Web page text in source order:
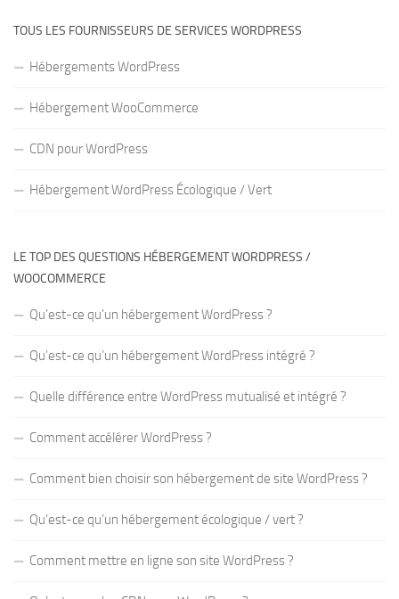
TOUS LES FOURNISSEURS DE SERVICES WORDPRESS
Hébergements WordPress
Hébergement WooCommerce
CDN pour WordPress
Hébergement WordPress Écologique / Vert
LE TOP DES QUESTIONS HÉBERGEMENT WORDPRESS /
WOOCOMMERCE
Qu’est-ce qu’un hébergement WordPress ?
Qu’est-ce qu’un hébergement WordPress intégré ?
Quelle différence entre WordPress mutualisé et intégré ?
Comment accélérer WordPress ?
Comment bien choisir son hébergement de site WordPress ?
Qu’est-ce qu’un hébergement écologique / vert ?
Comment mettre en ligne son site WordPress ?